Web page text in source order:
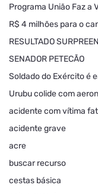
Programa União Faz a
R$ 4 milhões para o
RESULTADO
SENADOR PETECÃO
Soldado do Exército é
Urubu colide com
acidente com vítima
acidente grave
acre
buscar recurso
cestas básica